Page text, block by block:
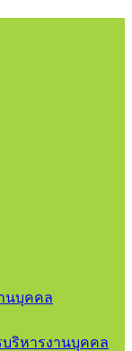
นบุคคล
ริหารงานบุคคล